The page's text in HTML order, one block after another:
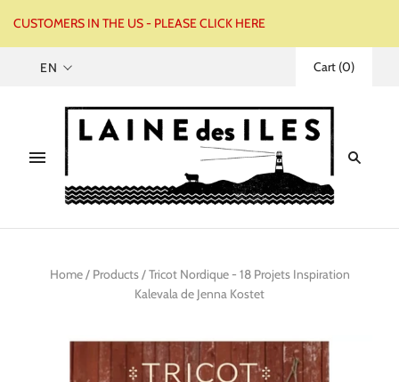
CUSTOMERS IN THE US - PLEASE CLICK HERE
EN Cart (0)
Home/ Products/Tricot Nordique - 18 Projets Inspiration
Kalevala de Jenna Kostet